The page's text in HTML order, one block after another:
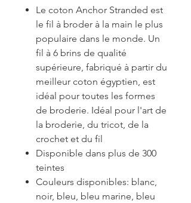
Le coton Anchor Stranded est
le fil à broder à la main le plus
populaire dans le monde. Un
fil à 6 brins de qualité
supérieure, fabriqué à partir du
meilleur coton égyptien, est
idéal pour toutes les formes
de broderie. Idéal pour l'art de
la broderie, du tricot, de la
crochet et du fil
Disponible dans plus de 300
teintes
Couleurs disponibles: blanc,
noir, bleu, bleu marine, bleu